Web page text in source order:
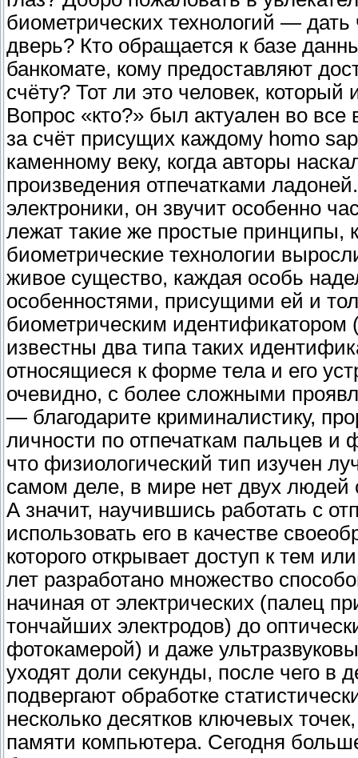
биометрических технологий — дать
дверь? Кто обращается к базе
банкомате, кому предоставляют
счёту? Тот ли это человек,
Вопрос «кто?» был актуален во
за счёт присущих каждому homo
каменному веку, когда авторы
произведения отпечатками
электроники, он звучит особенно
лежат такие же простые принципы,
биометрические технологии
живое существо, каждая особь
особенностями, присущими ей и
биометрическим идентификатором
известны два типа таких
относящиеся к форме тела и его
очевидно, с более сложными
— благодарите криминалистику,
личности по отпечаткам пальцев
что физиологический тип изучен
самом деле, в мире нет двух
А значит, научившись работать с
использовать его в качестве
которого открывает доступ к тем
лет разработано множество
начиная от электрических (палец
тончайших электродов) до
фотокамерой) и даже
уходят доли секунды, после чего в
подвергают обработке
несколько десятков ключевых
памяти компьютера. Сегодня